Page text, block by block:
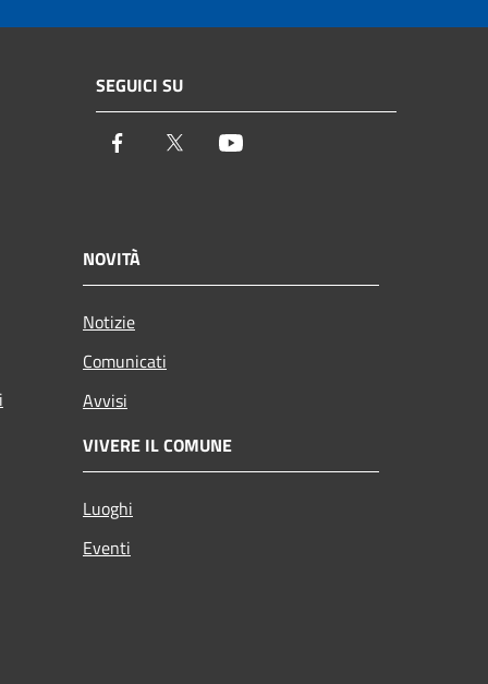
SEGUICI SU
Facebook Twitter
NOVITÀ
Notizie
Comunicati
Avvisi
VIVERE IL COMUNE
Luoghi
Eventi